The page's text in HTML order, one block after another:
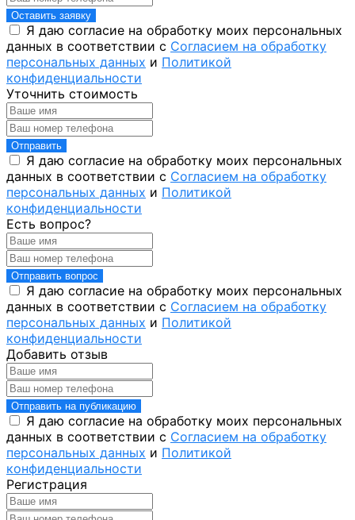
Оставить заявку
Я даю согласие на обработку моих персональных
данных в соответствии с Согласием на обработку
персональных данных и Политикой
конфиденциальности
Уточнить стоимость
Отправить
Я даю согласие на обработку моих персональных
данных в соответствии с Согласием на обработку
персональных данных и Политикой
конфиденциальности
Есть вопрос?
Отправить вопрос
Я даю согласие на обработку моих персональных
данных в соответствии с Согласием на обработку
персональных данных и Политикой
конфиденциальности
Добавить отзыв
Отправить на публикацию
Я даю согласие на обработку моих персональных
данных в соответствии с Согласием на обработку
персональных данных и Политикой
конфиденциальности
Регистрация